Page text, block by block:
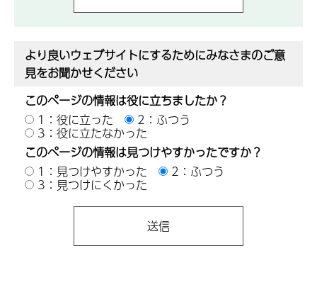
より良いウェブサイトにするためにみなさまのご意
見をお聞かせください
このページの情報は役に立ちましたか？
1：役に立った
2：ふつう
3：役に立たなかった
このページの情報は見つけやすかったですか？
1：見つけやすかった
2：ふつう
3：見つけにくかった